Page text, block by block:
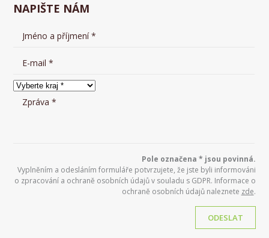
NAPIŠTE NÁM
Pole označena * jsou povinná.
Vyplněním a odesláním formuláře potvrzujete, že jste byli informováni
o zpracování a ochraně osobních údajů v souladu s GDPR. Informace o
ochraně osobních údajů naleznete zde.
ODESLAT